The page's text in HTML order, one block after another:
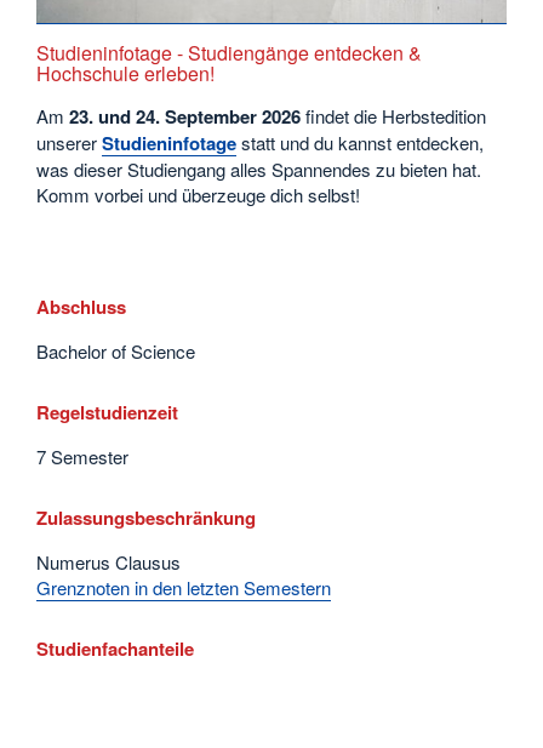
Studieninfotage - Studiengänge entdecken &
Hochschule erleben!
Am 23. und 24. September2026findet die Herbstedition
unsererStudieninfotagestatt und du kannst entdecken,
was dieser Studiengang alles Spannendes zu bieten hat.
Komm vorbei und überzeuge dich selbst!
Abschluss
Bachelor of Science
Regelstudienzeit
7 Semester
Zulassungsbeschränkung
Numerus Clausus
Grenznoten in den letzten Semestern
Studienfachanteile